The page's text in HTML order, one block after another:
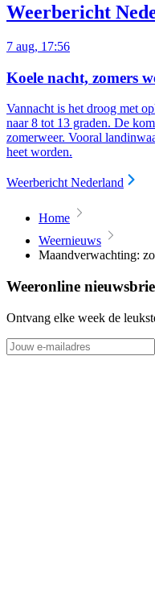
Weerbericht
7 aug, 17:56
Koele nacht, zomers
Vannacht is het droog met
naar 8 tot 13 graden. De
zomerweer. Vooral
heet worden.
Weerbericht Nederland
Home
Weernieuws
Maandverwachting:
Weeronline
Ontvang elke week de